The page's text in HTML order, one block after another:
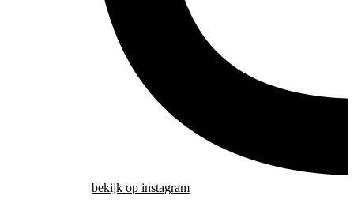
bekijk op instagram